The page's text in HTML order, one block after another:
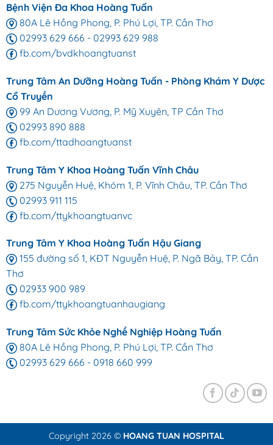
Bệnh Viện Đa Khoa Hoàng Tuấn
80A Lê Hồng Phong, P. Phú Lợi, TP. Cần Thơ
02993 629 666 - 02993 629 988
fb.com/bvdkhoangtuanst
Trung Tâm An Dưỡng Hoàng Tuấn - Phòng Khám Y Dược
Cổ Truyền
99 An Dương Vương, P. Mỹ Xuyên, TP Cần Thơ
02993 890 888
fb.com/ttadhoangtuanst
Trung Tâm Y Khoa Hoàng Tuấn Vĩnh Châu
275 Nguyễn Huệ, Khóm 1, P. Vĩnh Châu, TP. Cần Thơ
02993 911 115
fb.com/ttykhoangtuanvc
Trung Tâm Y Khoa Hoàng Tuấn Hậu Giang
155 đường số 1, KĐT Nguyễn Huệ, P. Ngã Bảy, TP. Cần
Thơ
02933 900 989
fb.com/ttykhoangtuanhaugiang
Trung Tâm Sức Khỏe Nghề Nghiệp Hoàng Tuấn
80A Lê Hồng Phong, P. Phú Lợi, TP. Cần Thơ
02993 629 666 - 0918 660 999
Copyright 2026 © HOANG TUAN HOSPITAL